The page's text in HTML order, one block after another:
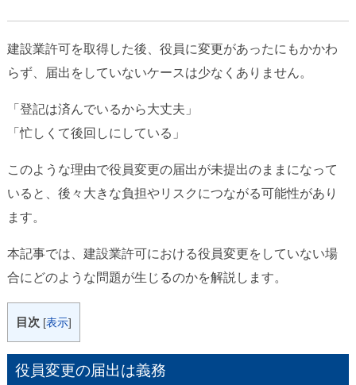
建設業許可を取得した後、役員に変更があったにもかかわ
らず、届出をしていないケースは少なくありません。
「登記は済んでいるから大丈夫」
「忙しくて後回しにしている」
このような理由で役員変更の届出が未提出のままになって
いると、後々大きな負担やリスクにつながる可能性があり
ます。
本記事では、建設業許可における役員変更をしていない場
合にどのような問題が生じるのかを解説します。
目次 [表示]
役員変更の届出は義務